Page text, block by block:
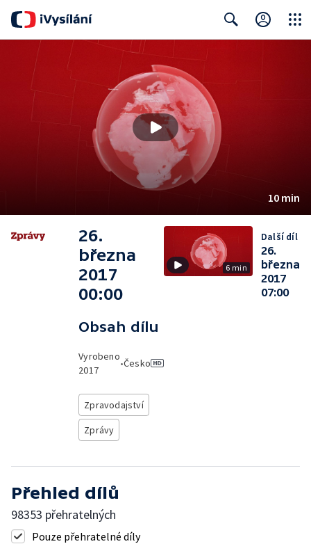
10 min
26.
března
2017
00:00
Obsah dílu
Vyrobeno
2017
•Česko
Zpravodajství
Zprávy
6 min
Další díl
26.
března
2017
07:00
Přehled dílů
98353 přehratelných
Pouze přehratelné díly